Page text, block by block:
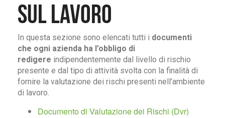
sul Lavoro
In questa sezione sono elencati tutti i documenti
che ogni azienda ha l’obbligo di
redigere indipendentemente dal livello di rischio
presente e dal tipo di attività svolta con la finalità di
fornire la valutazione dei rischi presenti nell’ambiente
di lavoro.
Documento di Valutazione dei Rischi (Dvr)